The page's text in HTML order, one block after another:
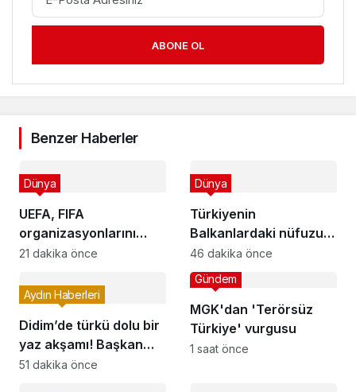
ABONE OL
Benzer Haberler
UEFA, FIFA
organizasyonlarını
boykot kararından geri
Dünya
21 dakika önce
Türkiyenin
Balkanlardaki nüfuzu
Yunanistanda gündem
oldu
Dünya
46 dakika önce
Didim’de türkü dolu bir
yaz akşamı! Başkan
Gençay’dan
Aydın Haberleri
51 dakika önce
MGK'dan 'Terörsüz
Türkiye' vurgusu
Gündem
1 saat önce